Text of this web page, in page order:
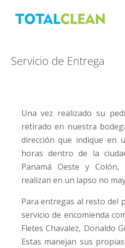
Servicio de Entrega
Una vez realizado su
retirado en nuestra
dirección que indique en
horas dentro de la
Panamá Oeste y
realizan en un lapso no
Para entregas al resto del
servicio de encomienda
Fletes Chavalez, Donaldo
Estas manejan sus